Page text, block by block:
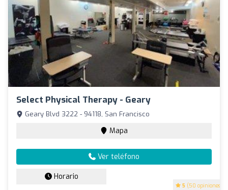
Select Physical Therapy - Geary
5 (50 opiniones)
Geary Blvd 3222 - 94118, San Francisco
Mapa
Ver teléfono
Horario